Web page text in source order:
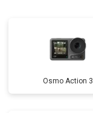
Osmo Action 3